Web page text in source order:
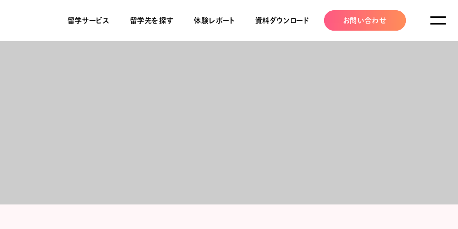
留学サービス 留学先を探す 体験レポート 資料ダウンロード お問い合わせ